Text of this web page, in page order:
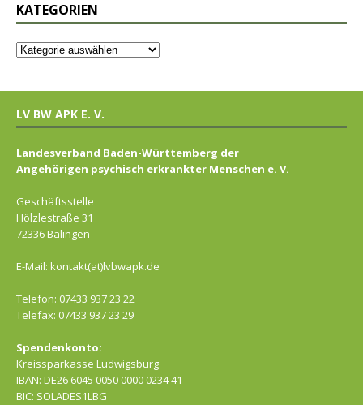
KATEGORIEN
LV BW APK E. V.
Landesverband Baden-Württemberg der
Angehörigen psychisch erkrankter Menschen e. V.
Geschäftsstelle
Hölzlestraße 31
72336 Balingen
E-Mail: kontakt(at)lvbwapk.de
Telefon: 07433 937 23 22
Telefax: 07433 937 23 29
Spendenkonto:
Kreissparkasse Ludwigsburg
IBAN: DE26 6045 0050 0000 0234 41
BIC: SOLADES1LBG